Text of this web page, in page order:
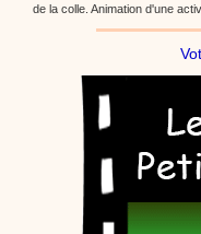
de la colle. Animation d'une